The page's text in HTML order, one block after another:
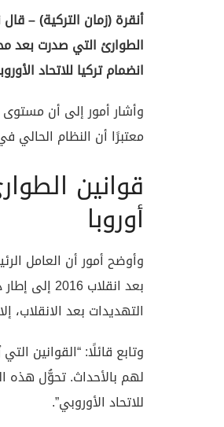
أنقرة (زمان التركية) –
انضمام تركيا للاتحاد
وأشار أمور إلى أن مستوى
معتبرًا أن النظام الحالي
قوانين
أوروبا
وأوضح أمور أن العامل
بعد
التهديدات بعد
وتابع قائلًا: “القوانين
لهم بالأحداث. تحوُّل هذه
للاتحاد الأوروبي”.